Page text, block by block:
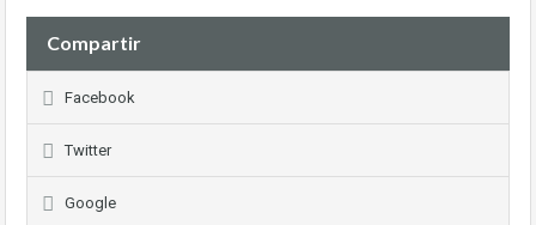
Compartir
Facebook
Twitter
Google